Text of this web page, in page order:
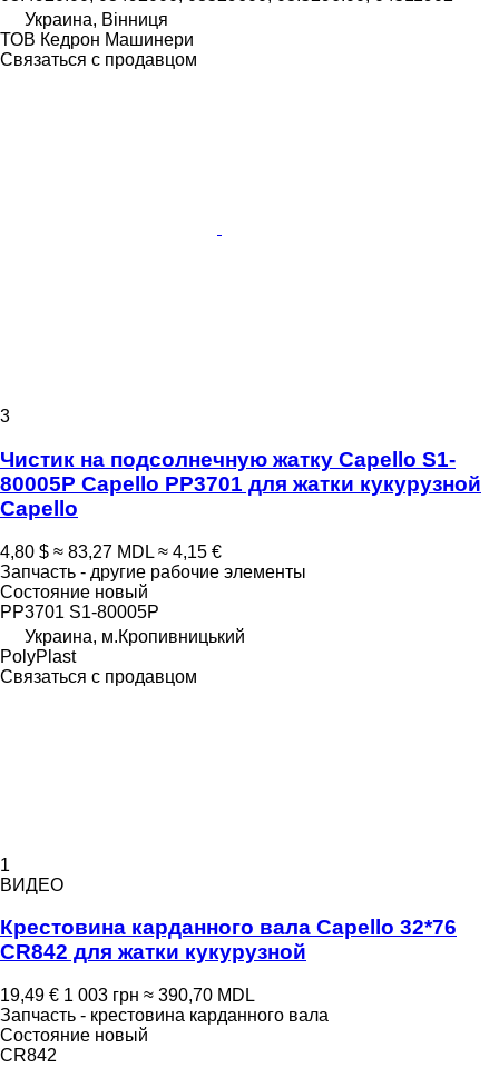
Украина, Вінниця
ТОВ Кедрон Машинери
Связаться с продавцом
3
Чистик на подсолнечную жатку Capello S1-
80005P Capello PP3701 для жатки кукурузной
Capello
4,80 $ ≈ 83,27 MDL ≈ 4,15 €
Запчасть - другие рабочие элементы
Состояние новый
PP3701 S1-80005P
Украина, м.Кропивницький
PolyPlast
Связаться с продавцом
1
ВИДЕО
Крестовина карданного вала Capello 32*76
CR842 для жатки кукурузной
19,49 € 1 003 грн ≈ 390,70 MDL
Запчасть - крестовина карданного вала
Состояние новый
CR842